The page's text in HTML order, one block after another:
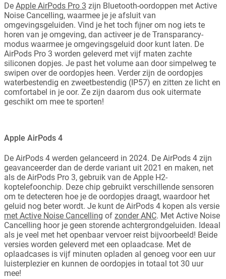
De Apple AirPods Pro 3 zijn Bluetooth-oordoppen met Active
Noise Cancelling, waarmee je je afsluit van
omgevingsgeluiden. Vind je het toch fijner om nog iets te
horen van je omgeving, dan activeer je de Transparancy-
modus waarmee je omgevingsgeluid door kunt laten. De
AirPods Pro 3 worden geleverd met vijf maten zachte
siliconen dopjes. Je past het volume aan door simpelweg te
swipen over de oordopjes heen. Verder zijn de oordopjes
waterbestendig en zweetbestendig (IP57) en zitten ze licht en
comfortabel in je oor. Ze zijn daarom dus ook uitermate
geschikt om mee te sporten!
Apple AirPods 4
De AirPods 4 werden gelanceerd in 2024. De AirPods 4 zijn
geavanceerder dan de derde variant uit 2021 en maken, net
als de AirPods Pro 3, gebruik van de Apple H2-
koptelefoonchip. Deze chip gebruikt verschillende sensoren
om te detecteren hoe je de oordopjes draagt, waardoor het
geluid nog beter wordt. Je kunt de AirPods 4 kopen als versie
met Active Noise Cancelling of zonder ANC. Met Active Noise
Cancelling hoor je geen storende achtergrondgeluiden. Ideaal
als je veel met het openbaar vervoer reist bijvoorbeeld! Beide
versies worden geleverd met een oplaadcase. Met de
oplaadcases is vijf minuten opladen al genoeg voor een uur
luisterplezier en kunnen de oordopjes in totaal tot 30 uur
mee!